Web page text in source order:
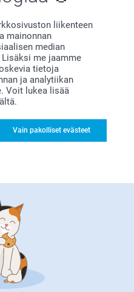
liikenteen
mainonnan
median
me jaamme
tietoja
ja analytiikan
Voit lukea lisää
Vain pakolliset evästeet
Personoitu
Miten olisi
, josta tulee hänen
jotakin, jota vauva ja
Anna heille
säilyttää ultraäänikuvia,
tehneet valikoiman
jossa voit